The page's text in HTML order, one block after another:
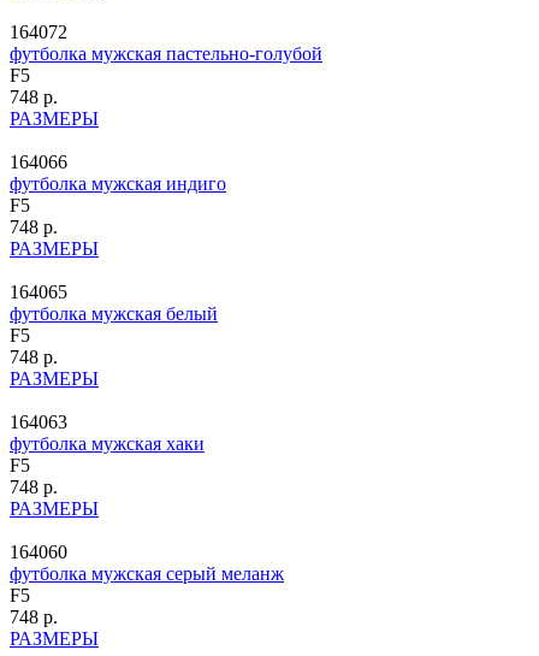
164072
футболка мужская пастельно-голубой
F5
748 р.
РАЗМЕРЫ
164066
футболка мужская индиго
F5
748 р.
РАЗМЕРЫ
164065
футболка мужская белый
F5
748 р.
РАЗМЕРЫ
164063
футболка мужская хаки
F5
748 р.
РАЗМЕРЫ
164060
футболка мужская серый меланж
F5
748 р.
РАЗМЕРЫ